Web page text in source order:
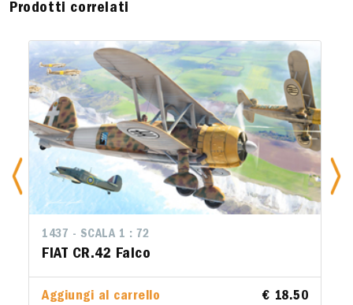
Prodotti correlati
1436 - SCALA 1 : 72
HEINKEL HE111H
Aggiungi al carrello € 36.00